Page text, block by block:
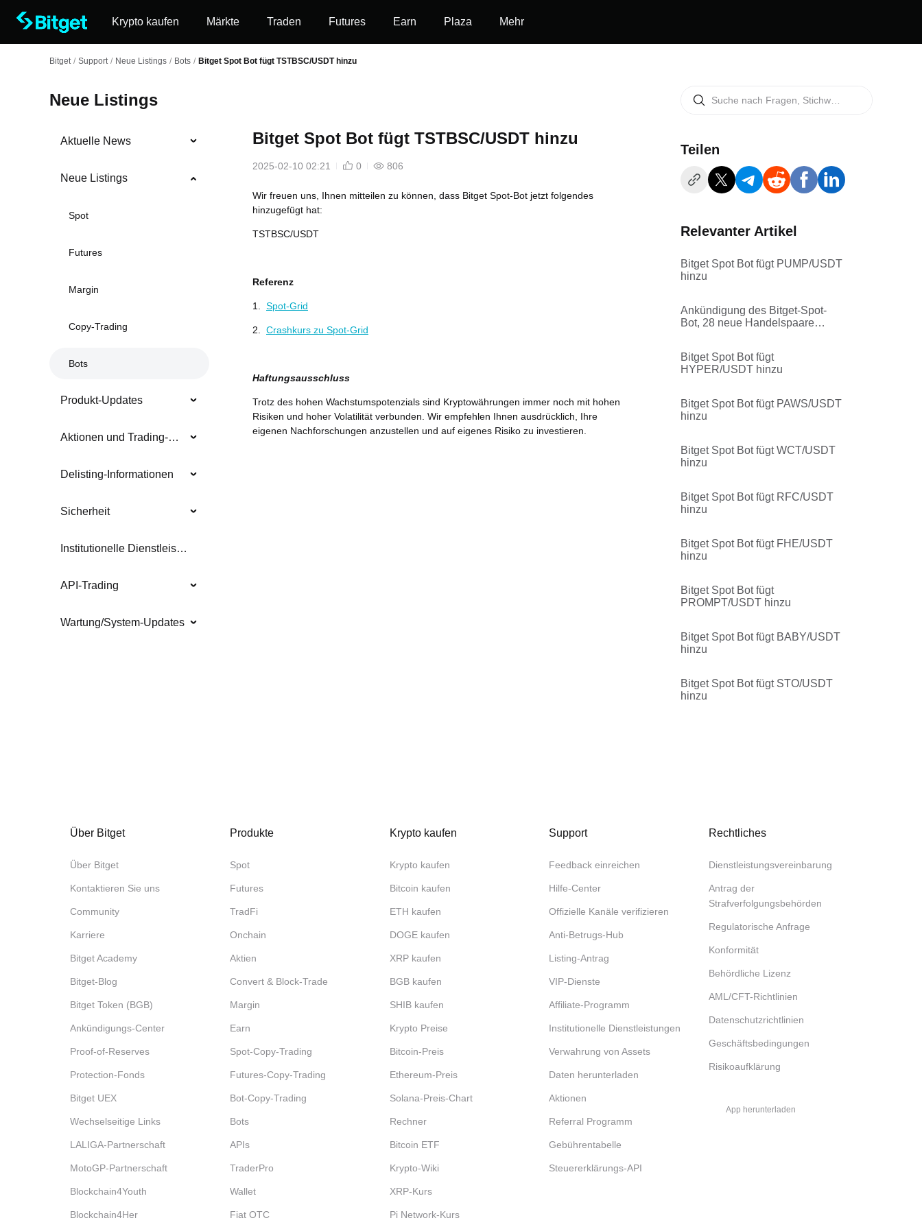
Krypto kaufen Märkte Traden Futures Earn Plaza Mehr
Bitget / Support / Neue Listings / Bots / Bitget Spot Bot fügt TSTBSC/USDT hinzu
Neue Listings
Aktuelle News
Neue Listings
Spot
Futures
Margin
Copy-Trading
Bots
Produkt-Updates
Aktionen und Trading-Wettbewerbe
Delisting-Informationen
Sicherheit
Institutionelle Dienstleistungen
API-Trading
Wartung/System-Updates
Bitget Spot Bot fügt TSTBSC/USDT hinzu
2025-02-10 02:21 0 806
Wir freuen uns, Ihnen mitteilen zu können, dass Bitget Spot-Bot jetzt folgendes
hinzugefügt hat:
TSTBSC/USDT
Referenz
1. Spot-Grid
2. Crashkurs zu Spot-Grid
Haftungsausschluss
Trotz des hohen Wachstumspotenzials sind Kryptowährungen immer noch mit hohen
Risiken und hoher Volatilität verbunden. Wir empfehlen Ihnen ausdrücklich, Ihre
eigenen Nachforschungen anzustellen und auf eigenes Risiko zu investieren.
Teilen
Relevanter Artikel
Bitget Spot Bot fügt PUMP/USDT
hinzu
Ankündigung des Bitget-Spot-
Bot, 28 neue Handelspaare
Bitget Spot Bot fügt
HYPER/USDT hinzu
Bitget Spot Bot fügt PAWS/USDT
hinzu
Bitget Spot Bot fügt WCT/USDT
hinzu
Bitget Spot Bot fügt RFC/USDT
hinzu
Bitget Spot Bot fügt FHE/USDT
hinzu
Bitget Spot Bot fügt
PROMPT/USDT hinzu
Bitget Spot Bot fügt BABY/USDT
hinzu
Bitget Spot Bot fügt STO/USDT
hinzu
Über Bitget
Über Bitget
Kontaktieren Sie uns
Community
Karriere
Bitget Academy
Bitget-Blog
Bitget Token (BGB)
Ankündigungs-Center
Proof-of-Reserves
Protection-Fonds
Bitget UEX
Wechselseitige Links
LALIGA-Partnerschaft
MotoGP-Partnerschaft
Blockchain4Youth
Blockchain4Her
Produkte
Spot
Futures
TradFi
Onchain
Aktien
Convert & Block-Trade
Margin
Earn
Spot-Copy-Trading
Futures-Copy-Trading
Bot-Copy-Trading
Bots
APIs
TraderPro
Wallet
Fiat OTC
Krypto kaufen
Krypto kaufen
Bitcoin kaufen
ETH kaufen
DOGE kaufen
XRP kaufen
BGB kaufen
SHIB kaufen
Krypto Preise
Bitcoin-Preis
Ethereum-Preis
Solana-Preis-Chart
Rechner
Bitcoin ETF
Krypto-Wiki
XRP-Kurs
Pi Network-Kurs
Support
Feedback einreichen
Hilfe-Center
Offizielle Kanäle verifizieren
Anti-Betrugs-Hub
Listing-Antrag
VIP-Dienste
Affiliate-Programm
Institutionelle Dienstleistungen
Verwahrung von Assets
Daten herunterladen
Aktionen
Referral Programm
Gebührentabelle
Steuererklärungs-API
Rechtliches
Dienstleistungsvereinbarung
Antrag der
Strafverfolgungsbehörden
Regulatorische Anfrage
Konformität
Behördliche Lizenz
AML/CFT-Richtlinien
Datenschutzrichtlinien
Geschäftsbedingungen
Risikoaufklärung
App herunterladen